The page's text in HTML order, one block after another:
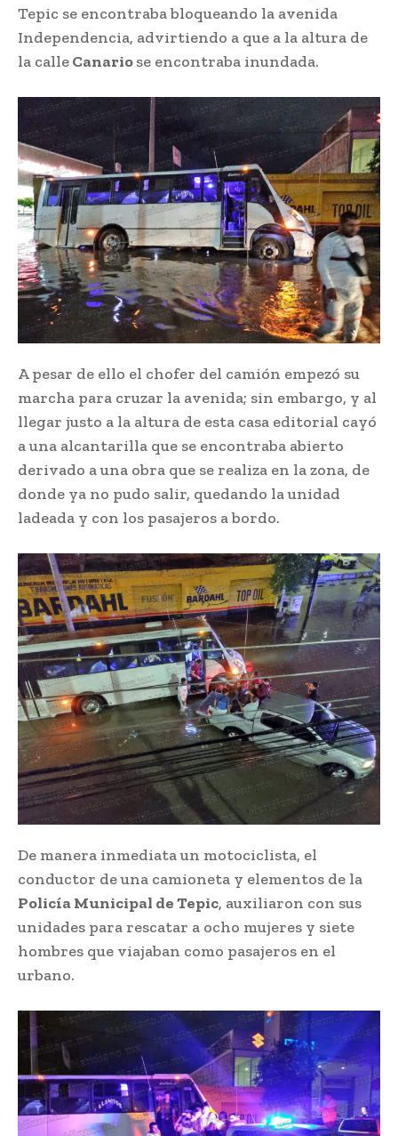
Tepic se encontraba bloqueando la avenida
Independencia, advirtiendo a que a la altura de
la calleCanariose encontraba inundada.
A pesar de ello el chofer del camión empezó su
marcha para cruzar la avenida; sin embargo, y al
llegar justo a la altura de esta casa editorial cayó
a una alcantarilla que se encontraba abierto
derivado a una obra que se realiza en la zona, de
donde ya no pudo salir, quedando la unidad
ladeada y con los pasajeros a bordo.
De manera inmediata un motociclista, el
conductor de una camioneta y elementos de la
Policía Municipal de Tepic, auxiliaron con sus
unidades para rescatar a ocho mujeres y siete
hombres que viajaban como pasajeros en el
urbano.